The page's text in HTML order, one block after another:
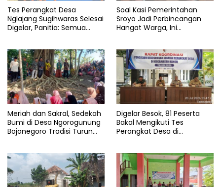
Tes Perangkat Desa
Nglajang Sugihwaras Selesai
Digelar, Panitia: Semua
Soal Kasi Pemerintahan
Sroyo Jadi Perbincangan
Hangat Warga, Ini
Meriah dan Sakral, Sedekah
Bumi di Desa Ngorogunung
Bojonegoro Tradisi Turun
Digelar Besok, 81 Peserta
Bakal Mengikuti Tes
Perangkat Desa di